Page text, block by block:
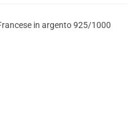
in argento 925/1000